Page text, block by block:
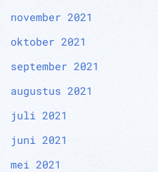
november 2021
oktober 2021
september 2021
augustus 2021
juli 2021
juni 2021
mei 2021